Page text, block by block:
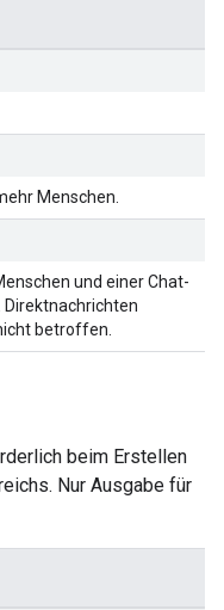
Menschen.
und einer Chat-
Direktnachrichten
betroffen.
beim Erstellen
Nur Ausgabe für